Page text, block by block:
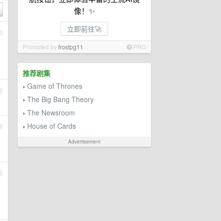
像！✨
立即前往🚀
Promoted byfrostpg11 PRO
推荐剧集
› Game of Thrones
› The Big Bang Theory
› The Newsroom
› House of Cards
Advertisement